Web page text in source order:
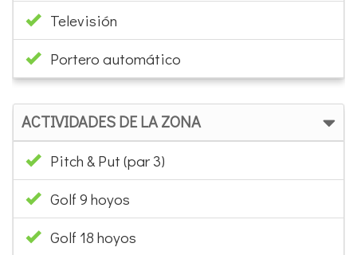
Televisión
Portero automático
ACTIVIDADES DE LA ZONA
Pitch & Put (par 3)
Golf 9 hoyos
Golf 18 hoyos